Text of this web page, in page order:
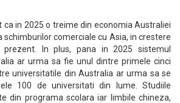
ca in 2025 o treime din economia Australiei
schimburilor comerciale cu Asia, in crestere
In plus, pana in 2025 sistemul
ar urma sa fie unul dintre primele cinci
universitatile din Australia ar urma sa se
100 de universitati din lume. Studiile
din programa scolara iar limbile chineza,